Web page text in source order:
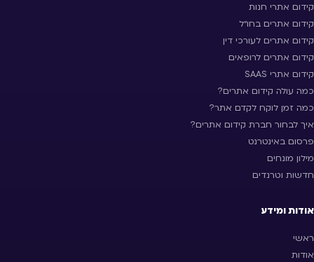
קידום אתרי חנות
קידום אתרים בחו״ל
קידום אתרים לעורכי דין
קידום אתרים לרופאים
קידום אתרי SAAS
כמה עולה קידום אתרים?
כמה זמן לוקח לקדם אתר?
איך לבחור חברת קידום אתרים?
פרסום באינטרנט
מילון מונחים
חדשות וטרנדים
אודות ומידע
ראשי
אודות